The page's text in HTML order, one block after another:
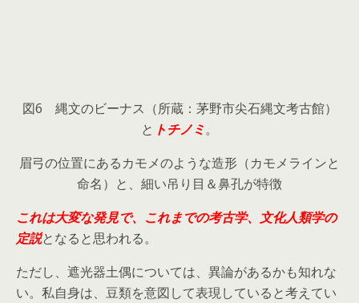
図6 縄文のビーナス（所蔵：茅野市尖石縄文考古館）
と トチノミ。
眉弓の位置にあるカモメのような造形（カモメラインと
命名）と、細い吊り目＆鼻孔が特徴
これは大変な発見で、これまでの考古学、文化人類学の
定説となると思われる。
ただし、遮光器土偶については、異論があるかも知れな
い。私自身は、豆類を意図して表現していると考えてい